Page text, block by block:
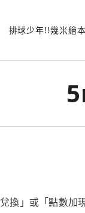
排球少年!!幾米繪
換」或「點數加